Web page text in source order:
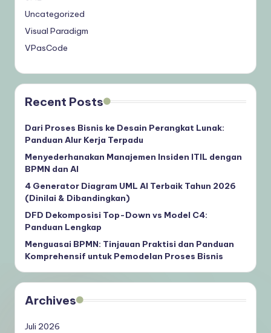
Uncategorized
Visual Paradigm
VPasCode
Recent Posts
Dari Proses Bisnis ke Desain Perangkat Lunak:
Panduan Alur Kerja Terpadu
Menyederhanakan Manajemen Insiden ITIL dengan
BPMN dan AI
4 Generator Diagram UML AI Terbaik Tahun 2026
(Dinilai & Dibandingkan)
DFD Dekomposisi Top-Down vs Model C4:
Panduan Lengkap
Menguasai BPMN: Tinjauan Praktisi dan Panduan
Komprehensif untuk Pemodelan Proses Bisnis
Archives
Juli 2026